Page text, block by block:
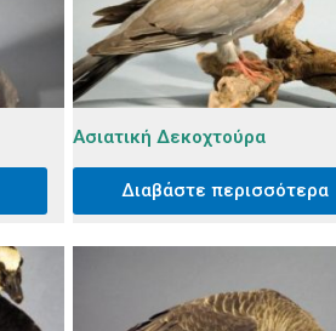
Ασιατική Δεκοχτούρα
Διαβάστε περισσότερα